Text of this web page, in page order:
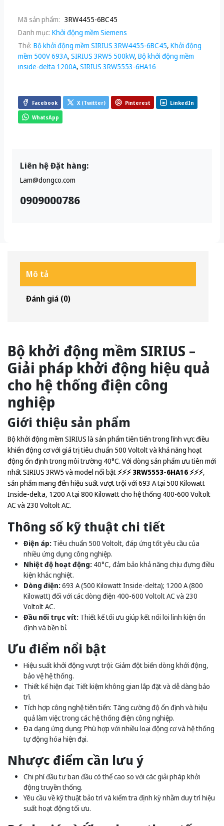
Mã sản phẩm: 3RW4455-6BC45
Danh mục: Khởi động mềm Siemens
Thẻ: Bộ khởi động mềm SIRIUS 3RW4455-6BC45, Khởi động
mềm 500V 693A, SIRIUS 3RW5 500kW, Bộ khởi động mềm
inside-delta 1200A, SIRIUS 3RW5553-6HA16
Facebook X (Twitter) Pinterest LinkedIn
WhatsApp
Liên hệ Đặt hàng:
Lam@dongco.com
0909000786
Mô tả
Đánh giá (0)
Bộ khởi động mềm SIRIUS –
Giải pháp khởi động hiệu quả
cho hệ thống điện công
nghiệp
Giới thiệu sản phẩm
Bộ khởi động mềm SIRIUS là sản phẩm tiên tiến trong lĩnh vực điều
khiển động cơ với giá trị tiêu chuẩn 500 Voltolt và khả năng hoạt
động ổn định trong môi trường 40°C. Với dòng sản phẩm ưu tiên mới
nhất SIRIUS 3RW5 và model nổi bật⚡️⚡️⚡️ 3RW5553-6HA16 ⚡️⚡️⚡️,
sản phẩm mang đến hiệu suất vượt trội với 693 A tại 500 Kilowatt
Inside-delta, 1200 A tại 800 Kilowatt cho hệ thống 400-600 Voltolt
AC và 230 Voltolt AC.
Thông số kỹ thuật chi tiết
Điện áp: Tiêu chuẩn 500 Voltolt, đáp ứng tốt yêu cầu của
nhiều ứng dụng công nghiệp.
Nhiệt độ hoạt động: 40°C, đảm bảo khả năng chịu đựng điều
kiện khắc nghiệt.
Dòng điện:693 A (500 Kilowatt Inside-delta); 1200 A (800
Kilowatt) đối với các dòng điện 400-600 Voltolt AC và 230
Voltolt AC.
Đầu nối trục vít: Thiết kế tối ưu giúp kết nối lõi linh kiện ổn
định và bền bỉ.
Ưu điểm nổi bật
Hiệu suất khởi động vượt trội: Giảm đột biến dòng khởi động,
bảo vệ hệ thống.
Thiết kế hiện đại: Tiết kiệm không gian lắp đặt và dễ dàng bảo
trì.
Tích hợp công nghệ tiên tiến: Tăng cường độ ổn định và hiệu
quả làm việc trong các hệ thống điện công nghiệp.
Đa dạng ứng dụng: Phù hợp với nhiều loại động cơ và hệ thống
tự động hóa hiện đại.
Nhược điểm cần lưu ý
Chi phí đầu tư ban đầu có thể cao so với các giải pháp khởi
động truyền thống.
Yêu cầu về kỹ thuật bảo trì và kiểm tra định kỳ nhằm duy trì hiệu
suất hoạt động tối ưu.